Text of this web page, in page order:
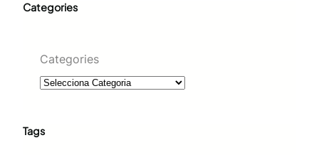
Categories
Categories
Tags